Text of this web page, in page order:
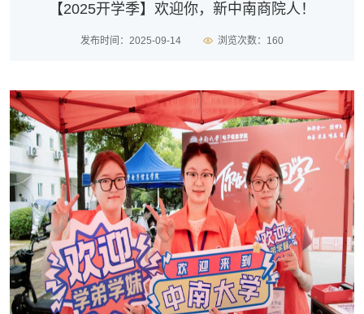
【2025开学季】欢迎你，新中南商院人！
发布时间：2025-09-14 浏览次数： 160